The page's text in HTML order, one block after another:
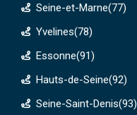
Seine-et-Marne(77)
Yvelines(78)
Essonne(91)
Hauts-de-Seine(92)
Seine-Saint-Denis(93)